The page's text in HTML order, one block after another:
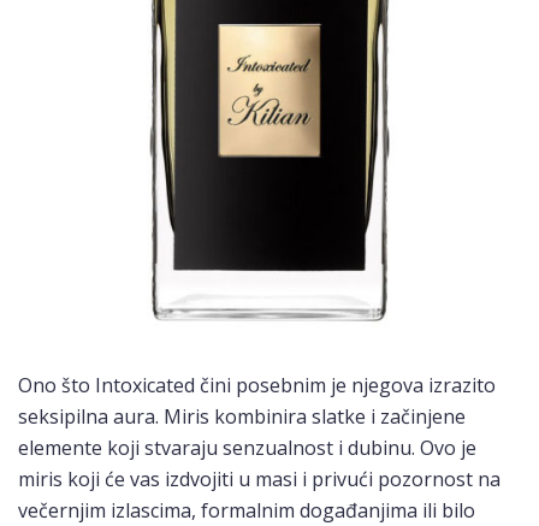
Ono što Intoxicated čini posebnim je njegova izrazito
seksipilna aura. Miris kombinira slatke i začinjene
elemente koji stvaraju senzualnost i dubinu. Ovo je
miris koji će vas izdvojiti u masi i privući pozornost na
večernjim izlascima, formalnim događanjima ili bilo